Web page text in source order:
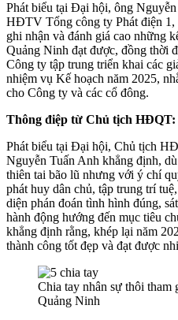
Phát biểu tại Đại hội, ông
HĐTV Tổng công ty Phát điện 1,
ghi nhận và đánh giá cao những
Quảng Ninh đạt được, đồng thời
Công ty tập trung triển khai các
nhiệm vụ Kế hoạch năm 2025,
cho Công ty và các cổ đông.
Thông điệp từ Chủ tịch
Phát biểu tại Đại hội, Chủ tịch
Nguyễn Tuấn Anh khẳng định,
thiên tai bão lũ nhưng với ý chí
phát huy dân chủ, tập trung trí
diện phán đoán tình hình đúng,
hành động hướng đến mục tiêu
khẳng định rằng, khép lại năm
thành công tốt đẹp và đạt được
Chia tay nhân sự thôi
Quảng Ninh